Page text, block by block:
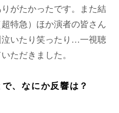
がたかったです。また結
特急）ほか演者の皆さん
いたり笑ったり…一視聴
ただきました。
、なにか反響は？